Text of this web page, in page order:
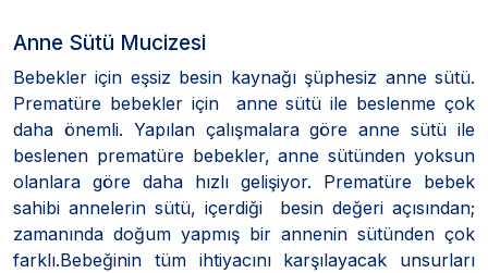
Anne Sütü Mucizesi
Bebekler için eşsiz besin kaynağı şüphesiz anne sütü.
Prematüre bebekler için anne sütü ile beslenme çok
daha önemli. Yapılan çalışmalara göre anne sütü ile
beslenen prematüre bebekler, anne sütünden yoksun
olanlara göre daha hızlı gelişiyor. Prematüre bebek
sahibi annelerin sütü, içerdiği besin değeri açısından;
zamanında doğum yapmış bir annenin sütünden çok
farklı.Bebeğinin tüm ihtiyacını karşılayacak unsurları